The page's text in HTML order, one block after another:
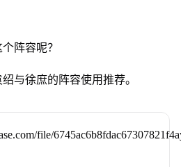
阵容呢？
与徐庶的阵容使用推荐。